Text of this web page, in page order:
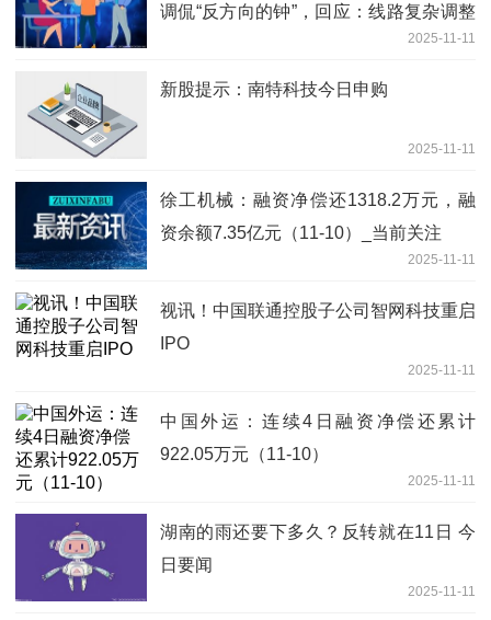
调侃“反方向的钟”，回应：线路复杂调整
2025-11-11
新股提示：南特科技今日申购
2025-11-11
徐工机械：融资净偿还1318.2万元，融
资余额7.35亿元（11-10）_当前关注
2025-11-11
视讯！中国联通控股子公司智网科技重启
IPO
2025-11-11
中国外运：连续4日融资净偿还累计
922.05万元（11-10）
2025-11-11
湖南的雨还要下多久？反转就在11日 今
日要闻
2025-11-11